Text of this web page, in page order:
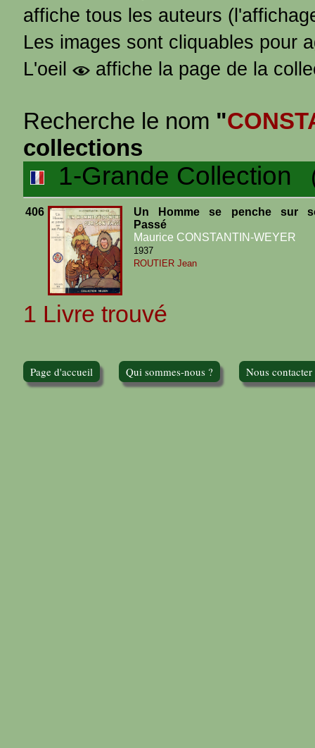
affiche tous les auteurs
Les images sont cliquables pour
L'oeil
affiche la page de la
Recherche le nom "
collections
1-Grande Collection
406
Un Homme se penche sur
Passé
Maurice CONSTANTIN-WEYER
1937
ROUTIER Jean
1 Livre trouvé
Page d'accueil Qui sommes-nous ? Nous contacter